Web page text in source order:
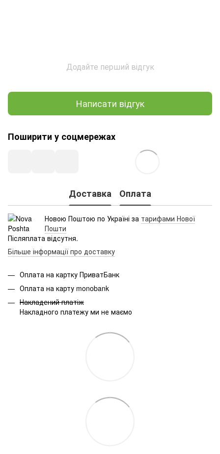
Додайте перший відгук
Написати відгук
Поширити у соцмережах
Доставка Оплата
Новою Поштою по Україні за тарифами Нової
Пошти
Післяплата відсутня.
Більше інформації про доставку
Оплата на картку ПриватБанк
Оплата на карту monobank
Накладений платіж
Накладного платежу ми не маємо